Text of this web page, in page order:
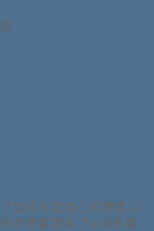
呢
如何丰富自己的博客,以
的博客拥有了ip浏览量